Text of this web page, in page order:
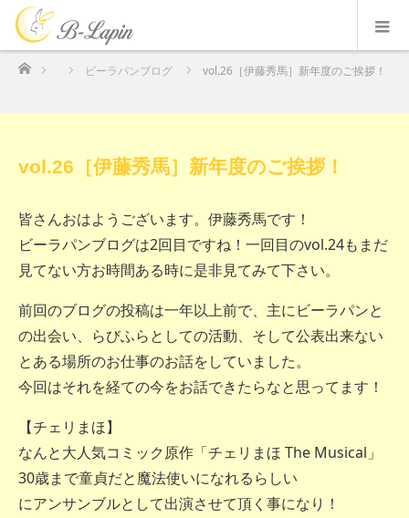
ホーム ビーラパンブログ vol.26［伊藤秀馬］新年度のご挨拶！
vol.26［伊藤秀馬］新年度のご挨拶！
皆さんおはようございます。伊藤秀馬です！
ビーラパンブログは2回目ですね！一回目のvol.24もまだ
見てない方お時間ある時に是非見てみて下さい。
前回のブログの投稿は一年以上前で、主にビーラパンと
の出会い、らびふらとしての活動、そして公表出来ない
とある場所のお仕事のお話をしていました。
今回はそれを経ての今をお話できたらなと思ってます！
【チェリまほ】
なんと大人気コミック原作「チェリまほ The Musical」
30歳まで童貞だと魔法使いになれるらしい
にアンサンブルとして出演させて頂く事になり！